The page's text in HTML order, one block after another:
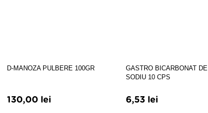
D-MANOZA PULBERE 100GR
130,00 lei
GASTRO BICARBONAT DE
SODIU 10 CPS
6,53 lei